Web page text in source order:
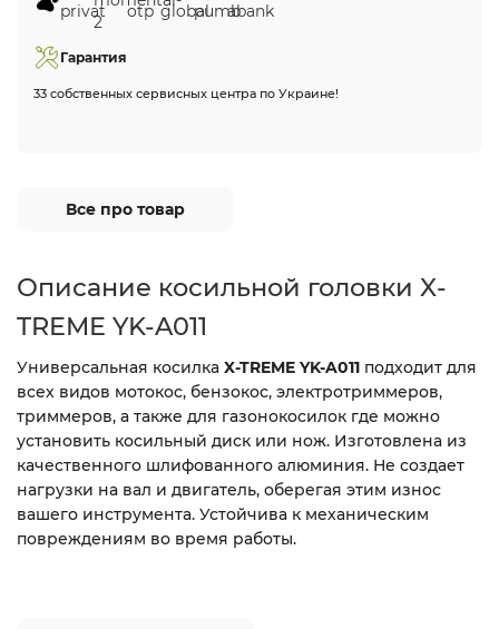
Гарантия
33 собственных сервисных центра по Украине!
Все про товар
Описание косильной головки X-
TREME YK-A011
Универсальная косилка X-TREME YK-A011 подходит для
всех видов мотокос, бензокос, электротриммеров,
триммеров, а также для газонокосилок где можно
установить косильный диск или нож. Изготовлена из
качественного шлифованного алюминия. Не создает
нагрузки на вал и двигатель, оберегая этим износ
вашего инструмента. Устойчива к механическим
повреждениям во время работы.